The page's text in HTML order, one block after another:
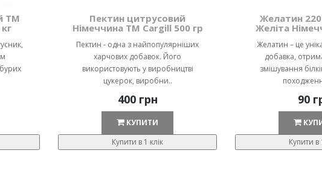
ТМ
Пектин цитрусовий
Німеччина ТМ Cargill 500 гр
Пектин - одна з найпопулярніших
харчових добавок. Його
використовують у виробництві
цукерок, виробни..
400 грн
КУПИТИ
Купити в 1 клік
Желатин
Желіта
Желатин – це
добавка,
змішування
90
Купити в